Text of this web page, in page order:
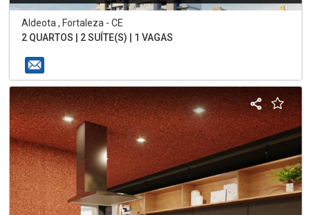
Aldeota , Fortaleza - CE
2 QUARTOS | 2 SUÍTE(S) | 1 VAGAS